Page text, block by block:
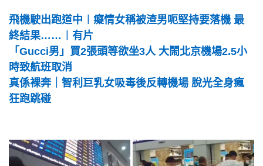
飛機駛出跑道中︱癡情女稱被渣男呃堅持要落機 最
終結果……︱有片
「Gucci男」買2張頭等欲坐3人 大鬧北京機場2.5小
時致航班取消
真係裸奔｜智利巨乳女吸毒後反轉機場 脫光全身瘋
狂跑跳碰